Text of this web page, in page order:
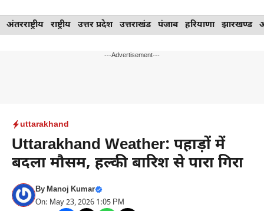
Skip
to
अंतरराष्ट्रीय राष्ट्रीय उत्तर प्रदेश उत्तराखंड पंजाब हरियाणा झारखण्ड
---Advertisement---
uttarakhand
Uttarakhand Weather: पहाड़ों में
बदला मौसम, हल्की बारिश से पारा गिरा
ByManoj Kumar
On: May 23, 2026 1:05 PM